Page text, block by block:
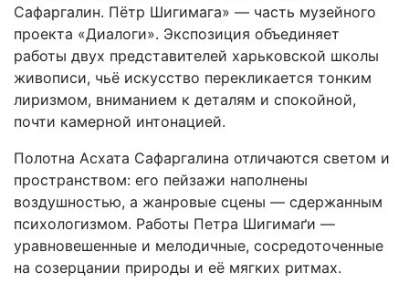
Сафаргалин. Пётр Шигимага» — часть музейного
проекта «Диалоги». Экспозиция объединяет
работы двух представителей харьковской школы
живописи, чьё искусство перекликается тонким
лиризмом, вниманием к деталям и спокойной,
почти камерной интонацией.
Полотна Асхата Сафаргалина отличаются светом и
пространством: его пейзажи наполнены
воздушностью, а жанровые сцены — сдержанным
психологизмом. Работы Петра Шигимаґи —
уравновешенные и мелодичные, сосредоточенные
на созерцании природы и её мягких ритмах.